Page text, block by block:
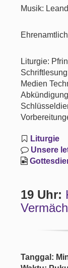
Musik:
Liturgie:
Medien
Liturgie
Unsere
19 Uhr:
Tanggal: